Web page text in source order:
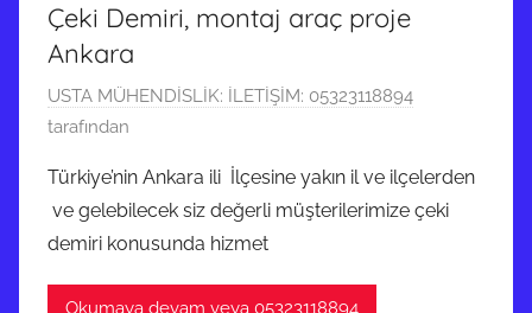
Çeki Demiri, montaj araç proje
Ankara
1
0
a
z
i
r
USTA MÜHENDİSLİK: İLETİŞİM: 05323118894
tarafından
Türkiye’nin Ankara ili İlçesine yakın il ve ilçelerden
ve gelebilecek siz değerli müşterilerimize çeki
demiri konusunda hizmet
Okumaya devam veya 05323118894